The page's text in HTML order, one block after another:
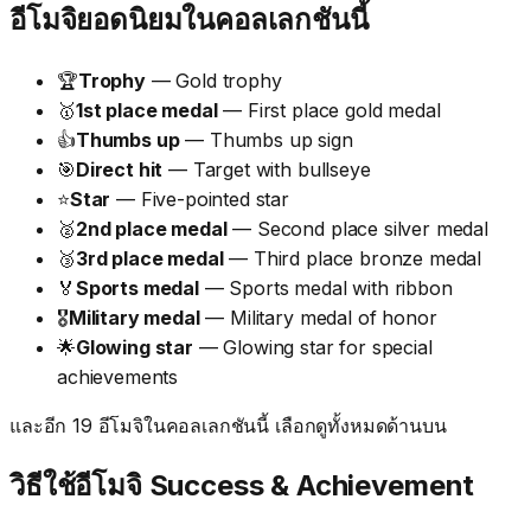
อีโมจิยอดนิยมในคอลเลกชันนี้
🏆Trophy— Gold trophy
🥇1st place medal— First place gold medal
👍Thumbs up— Thumbs up sign
🎯Direct hit — Target with bullseye
⭐Star — Five-pointed star
🥈2nd place medal— Second place silver medal
🥉3rd place medal— Third place bronze medal
🏅 Sports medal— Sports medal with ribbon
🎖️Military medal— Military medal of honor
🌟Glowing star — Glowing star for special
achievements
และอีก 19 อีโมจิในคอลเลกชันนี้ เลือกดูทั้งหมดด้านบน
วิธีใช้อีโมจิ Success & Achievement